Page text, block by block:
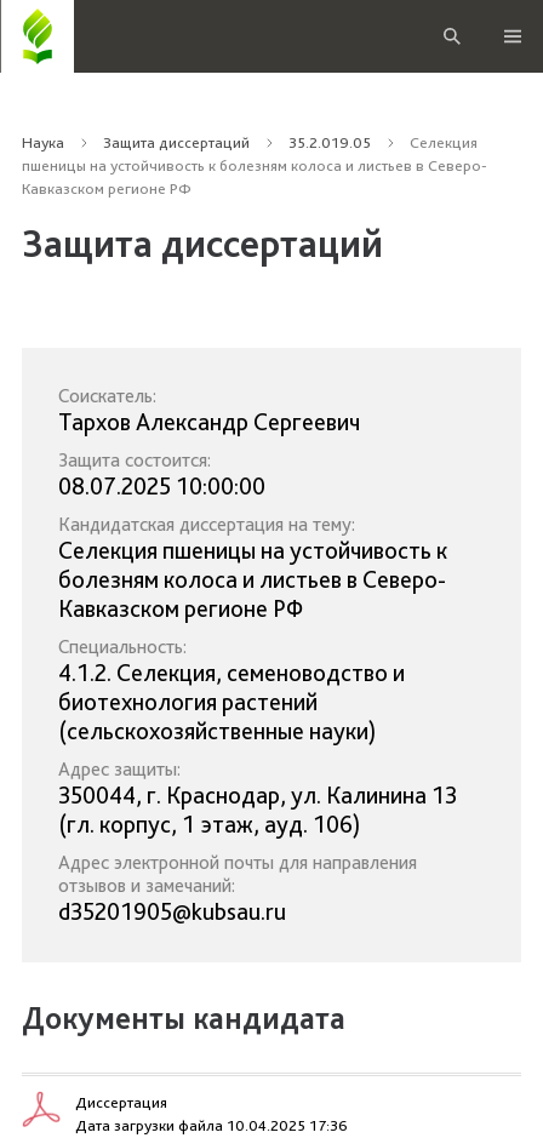
Наука Защита диссертаций 35.2.019.05
Селекция
пшеницы на устойчивость к болезням колоса и листьев в Северо-
Кавказском регионе РФ
Защита диссертаций
Соискатель:
Тархов Александр Сергеевич
Защита состоится:
08.07.2025 10:00:00
Кандидатская диссертация на тему:
Селекция пшеницы на устойчивость к
болезням колоса и листьев в Северо-
Кавказском регионе РФ
Специальность:
4.1.2. Селекция, семеноводство и
биотехнология растений
(сельскохозяйственные науки)
Адрес защиты:
350044, г. Краснодар, ул. Калинина 13
(гл. корпус, 1 этаж, ауд. 106)
Адрес электронной почты для направления
отзывов и замечаний:
d35201905@kubsau.ru
Документы кандидата
Диссертация
Дата загрузки файла 10.04.2025 17:36